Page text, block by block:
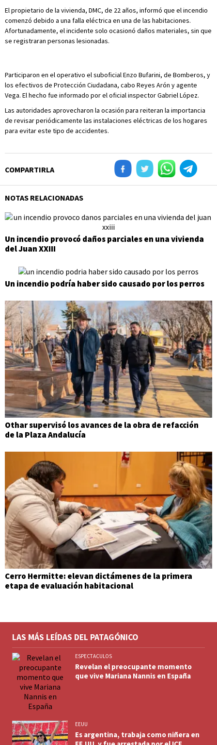
El propietario de la vivienda, DMC, de 22 años, informó que el incendio
comenzó debido a una falla eléctrica en una de las habitaciones.
Afortunadamente, el incidente solo ocasionó daños materiales, sin que
se registraran personas lesionadas.
Participaron en el operativo el suboficial Enzo Bufarini, de Bomberos, y
los efectivos de Protección Ciudadana, cabo Reyes Arón y agente
Vega. El hecho fue informado por el oficial inspector Gabriel López.
Las autoridades aprovecharon la ocasión para reiteran la importancia
de revisar periódicamente las instalaciones eléctricas de los hogares
para evitar este tipo de accidentes.
COMPARTIRLA
NOTAS RELACIONADAS
Un incendio provocó daños parciales en una vivienda
del Juan XXIII
Un incendio podría haber sido causado por los perros
Othar supervisó los avances de la obra de refacción
de la Plaza Andalucía
Cerro Hermitte: elevan dictámenes de la primera
etapa de evaluación habitacional
LAS MÁS LEÍDAS DEL PATAGÓNICO
ESPECTACULOS
Revelan el preocupante momento
que vive Mariana Nannis en España
EEUU
Es argentina, trabaja como niñera en